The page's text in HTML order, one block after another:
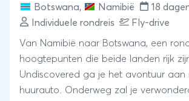
Botswana, Namibië
18
Individuele rondreis
Fly-drive
Van Namibië naar Botswana, een
hoogtepunten die beide landen rijk
Undiscovered ga je het avontuur aan
huurauto. Onderweg zal je